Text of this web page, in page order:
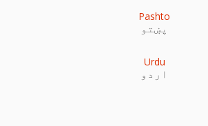
Pashto
پښتو
Urdu
اردو